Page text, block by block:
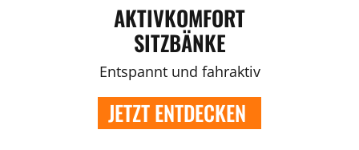
AKTIVKOMFORT
SITZBÄNKE
Entspannt und fahraktiv
JETZT ENTDECKEN